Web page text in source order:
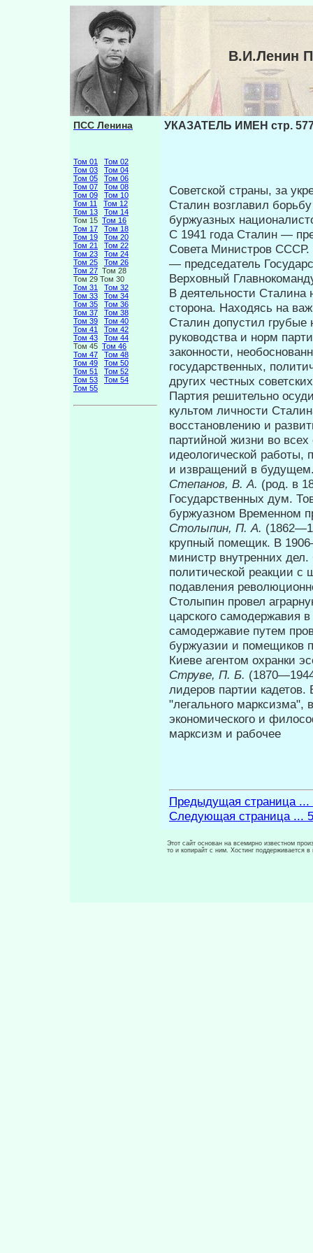
В.И.Ленин
ПСС Ленина
Том 01
Том 02
Том 03
Том 04
Том 05
Том 06
Том 07
Том 08
Том 09
Том 10
Том 11
Том 12
Том 13
Том 14
Том 15 Том 16
Том 17
Том 18
Том 19
Том 20
Том 21
Том 22
Том 23
Том 24
Том 25
Том 26
Том 27 Том 28
Том 29 Том 30
Том 31
Том 32
Том 33
Том 34
Том 35
Том 36
Том 37
Том 38
Том 39
Том 40
Том 41
Том 42
Том 43
Том 44
Том 45 Том 46
Том 47
Том 48
Том 49
Том 50
Том 51
Том 52
Том 53
Том 54
Том 55
УКАЗАТЕЛЬ ИМЕН стр.
Советской страны, за
Сталин возглавил
буржуазных
С 1941 года Сталин —
Совета Министров СССР.
— председатель
Верховный
В деятельности Сталина
сторона. Находясь на
Сталин допустил грубые
руководства и норм
законности,
государственных,
других честных
Партия решительно
культом личности
восстановлению и
партийной жизни во всех
идеологической
и извращений в
Степанов, В. А. (род. в
Государственных дум.
буржуазном Временном
Столыпин, П. А.
крупный помещик. В
министр внутренних
политической реакции с
подавления
Столыпин провел
царского самодержавия
самодержавие путем
буржуазии и помещиков
Киеве агентом охранки
Струве, П. Б.
лидеров партии
"легального марксизма",
экономического и
марксизм и рабочее
Предыдущая страница ...
Следующая страница ...
Этот сайт основан на всемирно известном
то и копирайт с ним. Хостинг поддерживается